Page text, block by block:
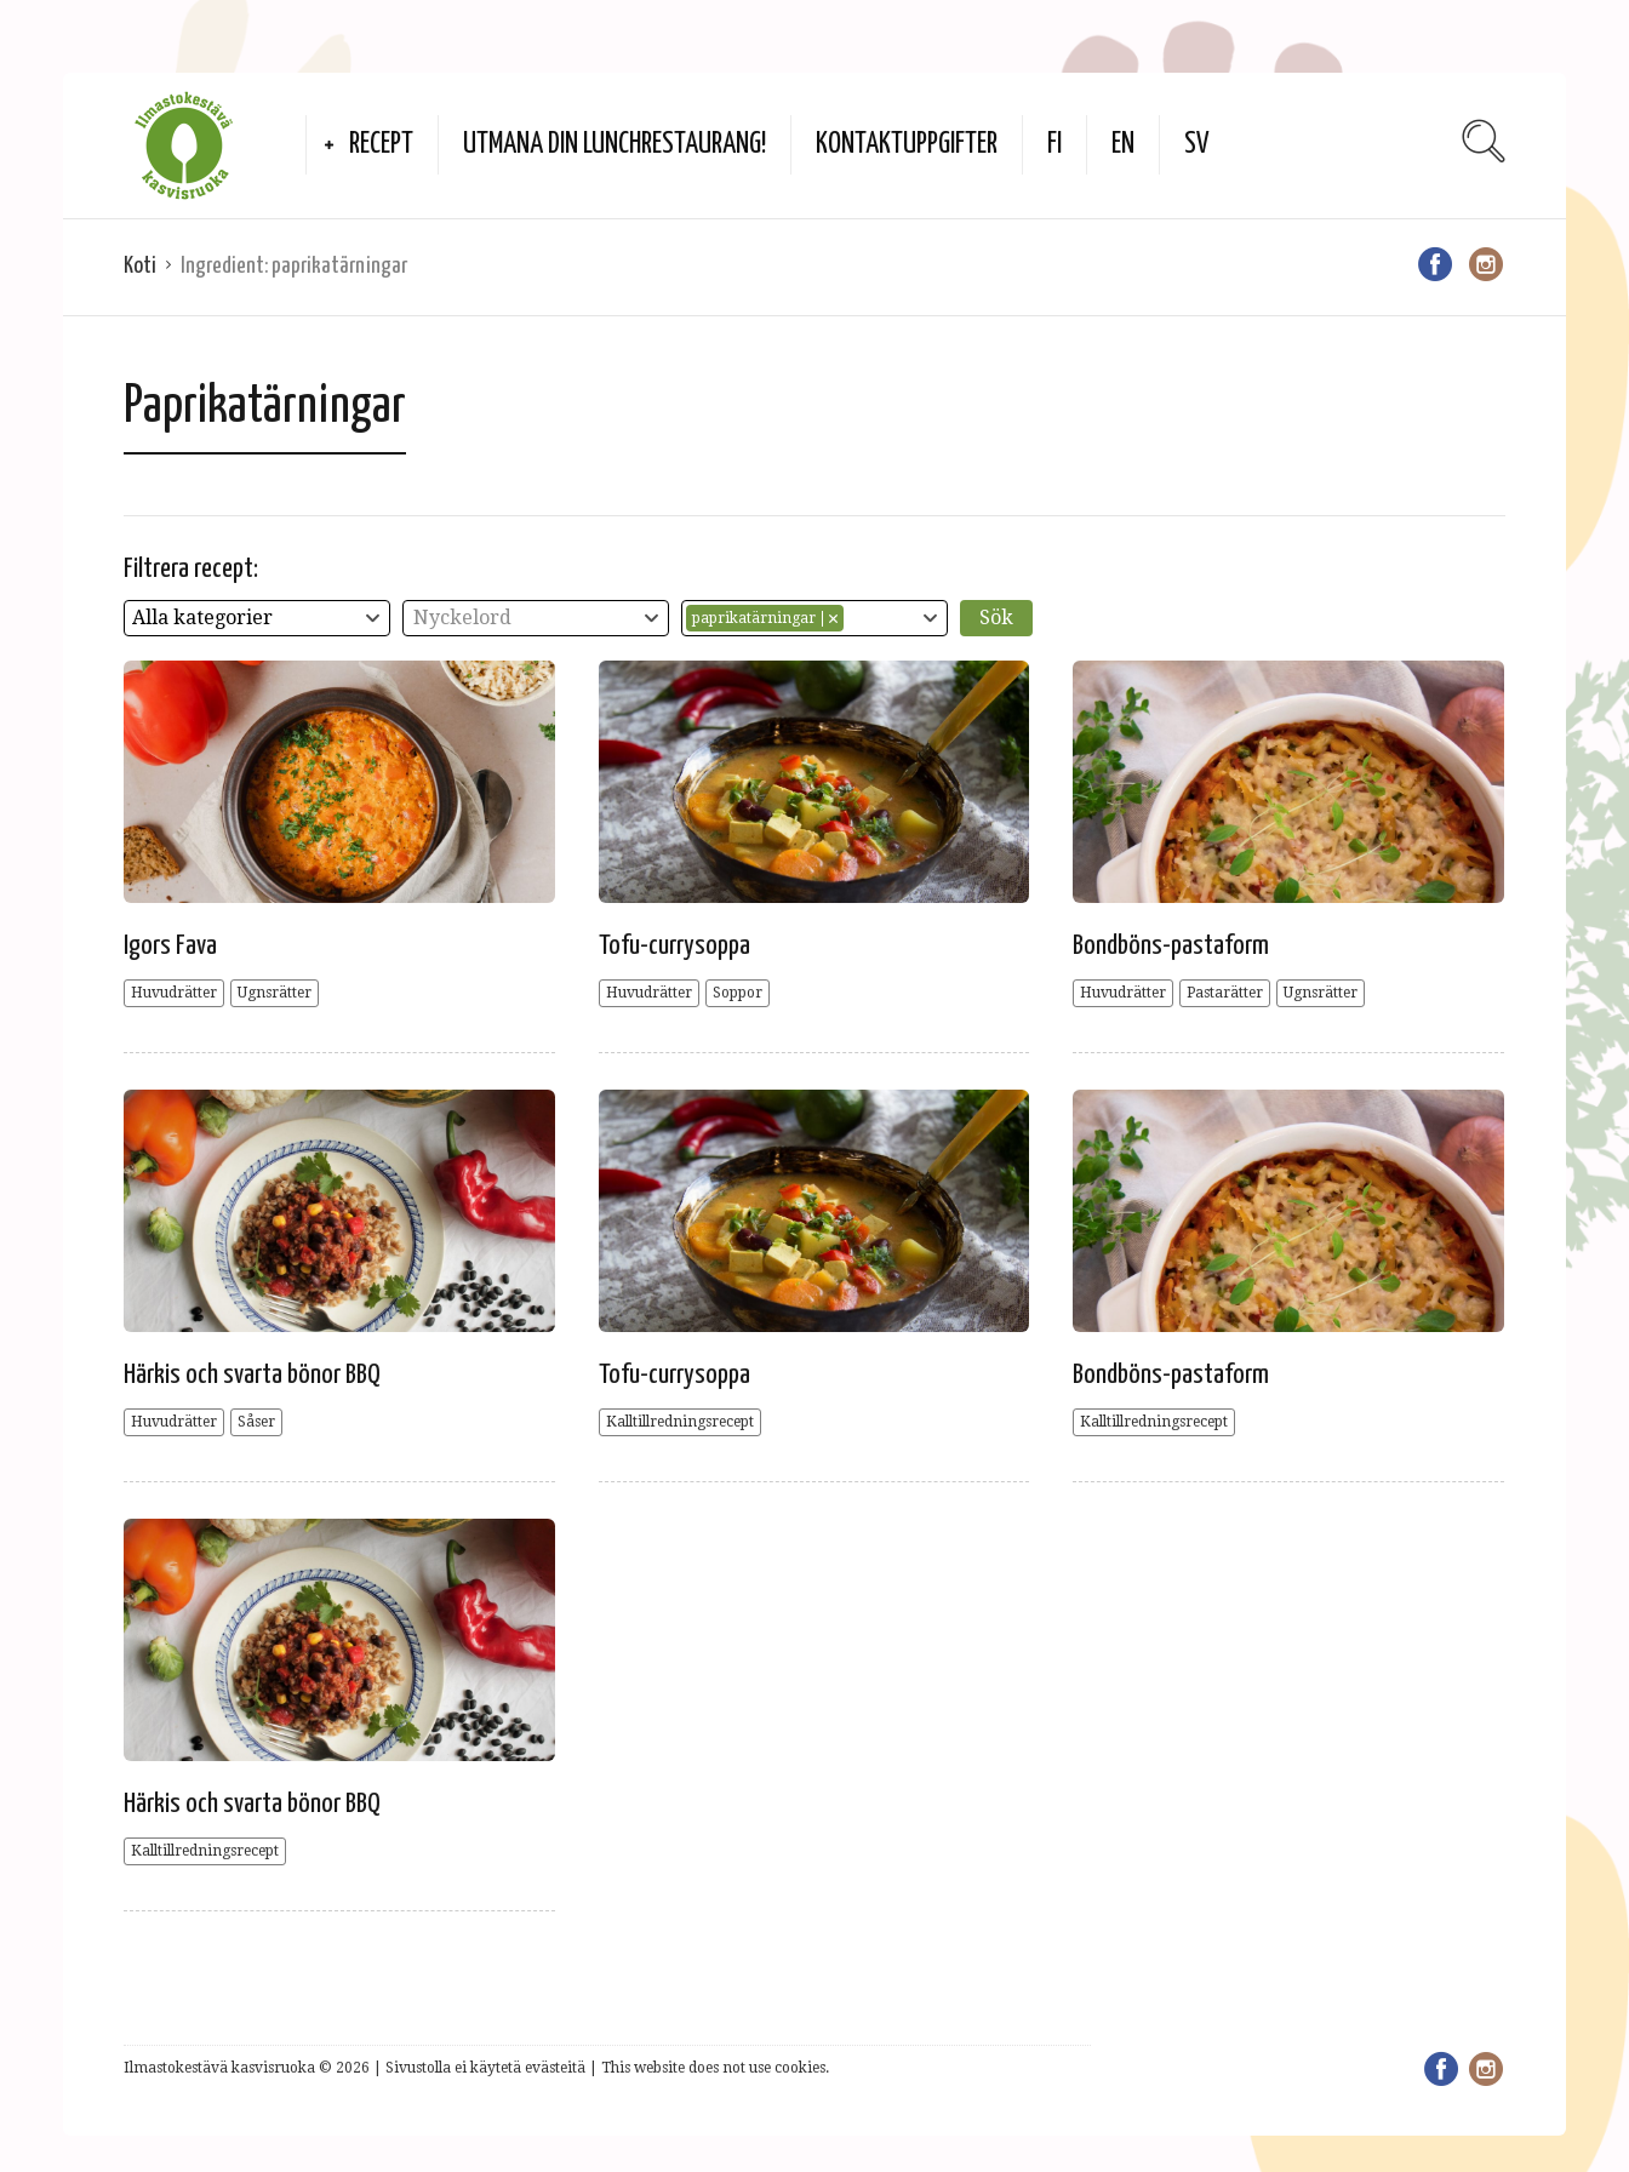
RECEPT UTMANA DIN LUNCHRESTAURANG! KONTAKTUPPGIFTER FI EN SV
Koti Ingredient: paprikatärningar
Paprikatärningar
Filtrera recept:
Alla kategorier Nyckelord paprikatärningar
Igors Fava
Huvudrätter Ugnsrätter
Tofu-currysoppa
Huvudrätter Soppor
Bondböns-pastaform
Huvudrätter Pastarätter Ugnsrätter
Härkis och svarta bönor BBQ
Huvudrätter Såser
Tofu-currysoppa
Kalltillredningsrecept
Bondböns-pastaform
Kalltillredningsrecept
Härkis och svarta bönor BBQ
Kalltillredningsrecept
Ilmastokestävä kasvisruoka © 2026 | Sivustolla ei käytetä evästeitä | This website does not use cookies.